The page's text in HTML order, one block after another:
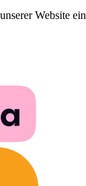
Website ein